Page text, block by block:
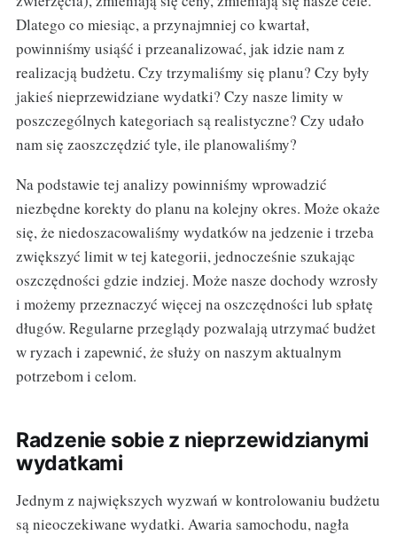
Dlatego co miesiąc, a przynajmniej co kwartał,
powinniśmy usiąść i przeanalizować, jak idzie nam z
realizacją budżetu. Czy trzymaliśmy się planu? Czy były
jakieś nieprzewidziane wydatki? Czy nasze limity w
poszczególnych kategoriach są realistyczne? Czy udało
nam się zaoszczędzić tyle, ile planowaliśmy?
Na podstawie tej analizy powinniśmy wprowadzić
niezbędne korekty do planu na kolejny okres. Może okaże
się, że niedoszacowaliśmy wydatków na jedzenie i trzeba
zwiększyć limit w tej kategorii, jednocześnie szukając
oszczędności gdzie indziej. Może nasze dochody wzrosły
i możemy przeznaczyć więcej na oszczędności lub spłatę
długów. Regularne przeglądy pozwalają utrzymać budżet
w ryzach i zapewnić, że służy on naszym aktualnym
potrzebom i celom.
Radzenie sobie z nieprzewidzianymi
wydatkami
Jednym z największych wyzwań w kontrolowaniu budżetu
są nieoczekiwane wydatki. Awaria samochodu, nagła